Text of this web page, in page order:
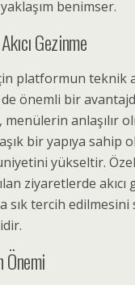
benimser.
Gezinme
platformun teknik
önemli bir
menülerin anlaşılır
bir yapıya sahip
yükseltir.
ziyaretlerde akıcı
sık tercih edilmesini
Önemi